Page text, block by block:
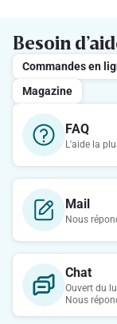
Besoin
Commandes en
Magazine
FAQ
L'aide la
Mail
Nous
Chat
Ouvert du
Nous